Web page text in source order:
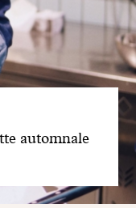
automnale